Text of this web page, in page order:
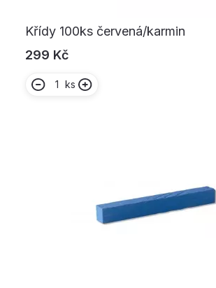
Křídy 100ks červená/karmin
299 Kč
ks